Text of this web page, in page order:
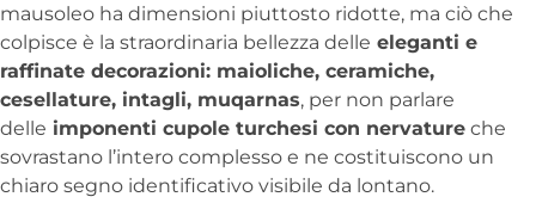
mausoleo ha dimensioni piuttosto ridotte, ma ciò che
colpisce è la straordinaria bellezza delle eleganti e
raffinate decorazioni: maioliche, ceramiche,
cesellature, intagli, muqarnas, per non parlare
delle imponenti cupole turchesi con nervature che
sovrastano l’intero complesso e ne costituiscono un
chiaro segno identificativo visibile da lontano.